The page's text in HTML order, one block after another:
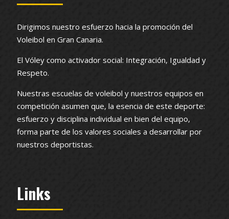
Dirigimos nuestro esfuerzo hacia la promoción del
Voleibol en Gran Canaria.
El Vóley como activador social: Integración, Igualdad y
Respeto.
Nuestras escuelas de voleibol y nuestros equipos en
competición asumen que, la esencia de este deporte:
esfuerzo y disciplina individual en bien del equipo,
forma parte de los valores sociales a desarrollar por
nuestros deportistas.
Links